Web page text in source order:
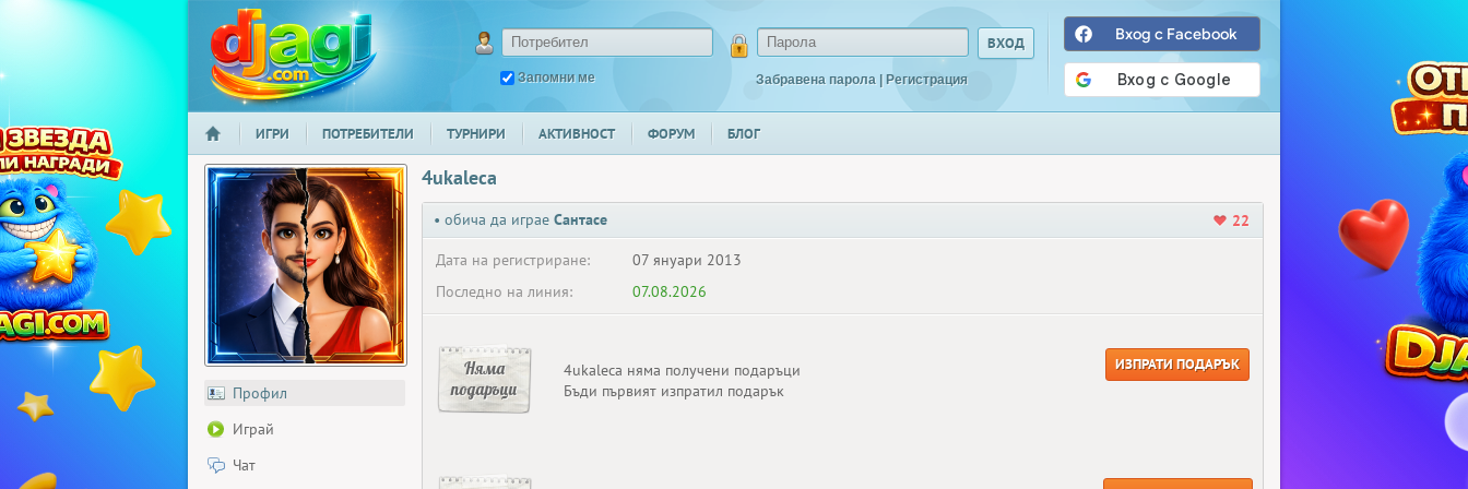
djagi.com
Запомни ме Забравена парола | Регистрация
Вход с Facebook
НАЧАЛО
ИГРИ ПОТРЕБИТЕЛИ ТУРНИРИ АКТИВНОСТ ФОРУМ БЛОГ
Профил
Играй
Чат
4ukaleca
• обича да играе Сантасе
22
Дата на регистриране:
07 януари 2013
Последно на линия:
07.08.2026
Няма
подаръци
4ukaleca няма получени подаръци
Бъди първият изпратил подарък
ИЗПРАТИ ПОДАРЪК